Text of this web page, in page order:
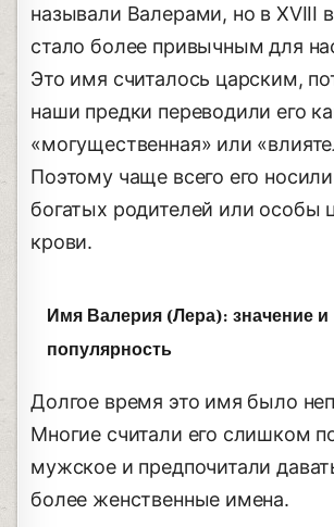
называли Валерами, но в XVIII
стало более привычным для
Это имя считалось царским,
наши предки переводили его
«могущественная» или
Поэтому чаще всего его
богатых родителей или особы
крови.
Имя Валерия (Лера): значение и
популярность
Долгое время это имя было
Многие считали его слишком
мужское и предпочитали
более женственные имена.